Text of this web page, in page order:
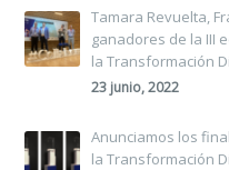
Tamara Revuelta,
ganadores de la III
la Transformación
23 junio, 2022
Anunciamos los
la Transformación